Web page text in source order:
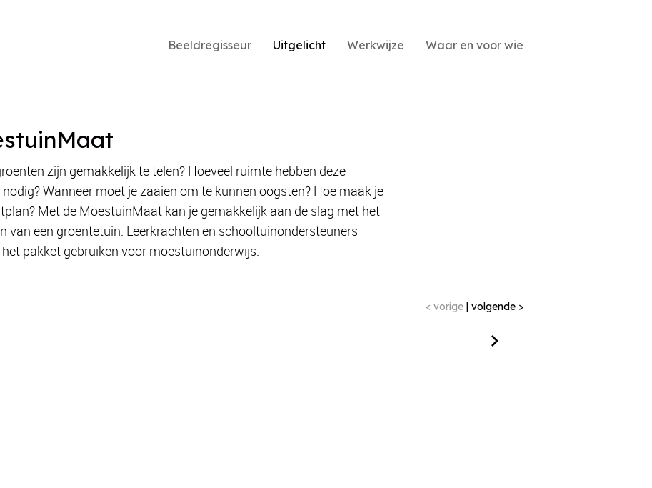
Beeldregisseur Uitgelicht Werkwijze Waar en voor wie
zijn gemakkelijk te telen? Hoeveel ruimte hebben deze
Wanneer moet je zaaien om te kunnen oogsten? Hoe maak je
Met de MoestuinMaat kan je gemakkelijk aan de slag met het
van een groentetuin. Leerkrachten en schooltuinondersteuners
pakket gebruiken voor moestuinonderwijs.
< vorige | volgende >